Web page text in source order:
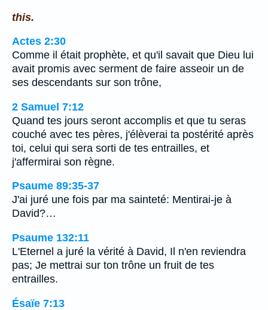
this.
Actes 2:30
Comme il était prophète, et qu'il savait que Dieu lui
avait promis avec serment de faire asseoir un de
ses descendants sur son trône,
2 Samuel 7:12
Quand tes jours seront accomplis et que tu seras
couché avec tes pères, j'élèverai ta postérité après
toi, celui qui sera sorti de tes entrailles, et
j'affermirai son règne.
Psaume 89:35-37
J'ai juré une fois par ma sainteté: Mentirai-je à
David?…
Psaume 132:11
L'Eternel a juré la vérité à David, Il n'en reviendra
pas; Je mettrai sur ton trône un fruit de tes
entrailles.
Ésaïe 7:13